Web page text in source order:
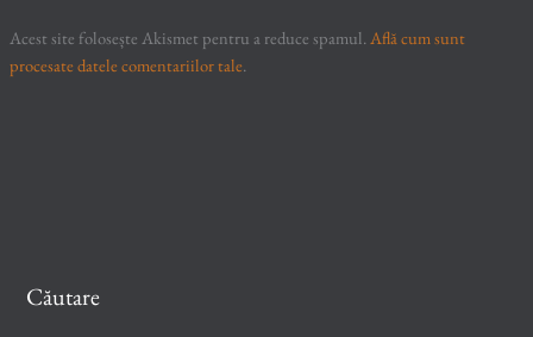
Acest site folosește Akismet pentru a reduce spamul.Află cum sunt
procesate datele comentariilor tale.
Căutare